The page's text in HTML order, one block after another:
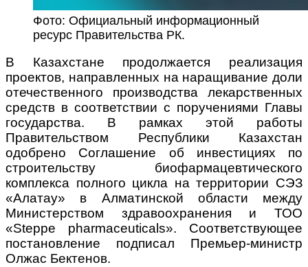
Фото: Официальный информационный
ресурс Правительства РК.
В Казахстане продолжается реализация
проектов, направленных на наращивание доли
отечественного производства лекарственных
средств в соответствии с поручениями Главы
государства. В рамках этой работы
Правительством Республики Казахстан
одобрено Соглашение об инвестициях по
строительству биофармацевтического
комплекса полного цикла на территории СЭЗ
«Алатау» в Алматинской области между
Министерством здравоохранения и ТОО
«Steppe pharmaceuticals». Соответствующее
постановление подписал Премьер-министр
Олжас Бектенов.